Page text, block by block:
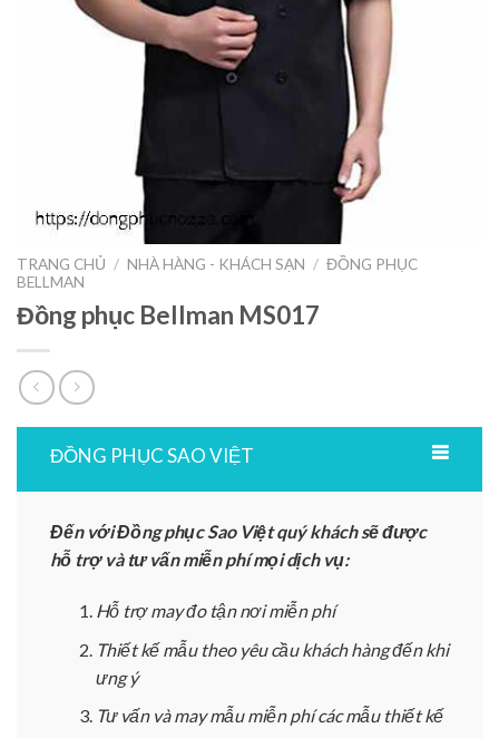
TRANG CHỦ / NHÀ HÀNG - KHÁCH SẠN / ĐỒNG PHỤC
BELLMAN
Đồng phục Bellman MS017
ĐỒNG PHỤC SAO VIỆT
Đến với Đồng phục Sao Việt quý khách sẽ được
hỗ trợ và tư vấn miễn phí mọi dịch vụ:
Hỗ trợ may đo tận nơi miễn phí
Thiết kế mẫu theo yêu cầu khách hàng đến khi
ưng ý
Tư vấn và may mẫu miễn phí các mẫu thiết kế